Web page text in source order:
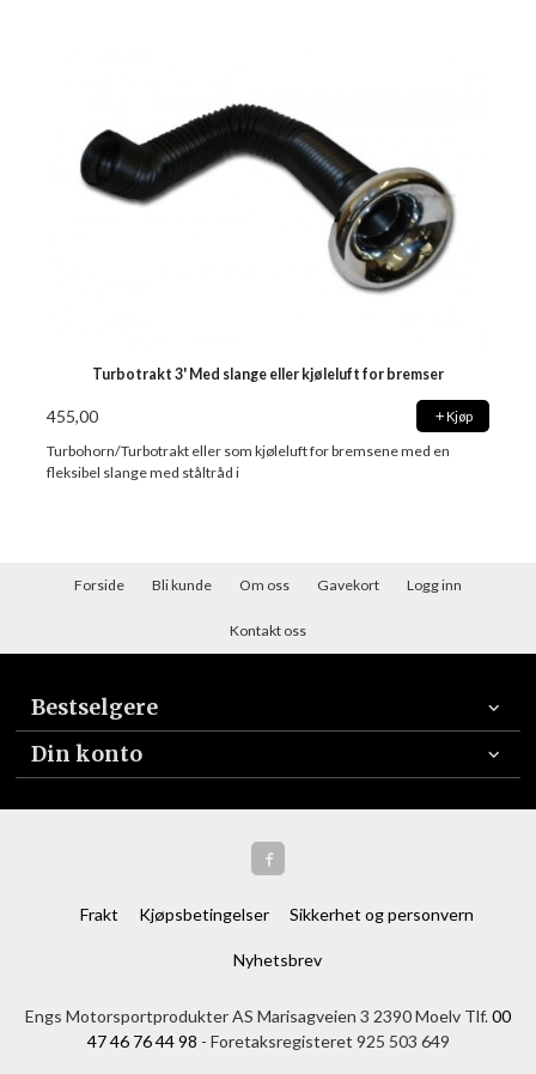
Turbotrakt 3' Med slange eller kjøleluft for bremser
455,00 Kjøp
Turbohorn/Turbotrakt eller som kjøleluft for bremsene med en
fleksibel slange med ståltråd i
Forside Bli kunde Om oss Gavekort Logg inn
Kontakt oss
Bestselgere
Din konto
Frakt Kjøpsbetingelser Sikkerhet og personvern
Nyhetsbrev
Engs Motorsportprodukter AS Marisagveien 3 2390 Moelv Tlf.00
47 46 76 44 98 - Foretaksregisteret 925 503 649